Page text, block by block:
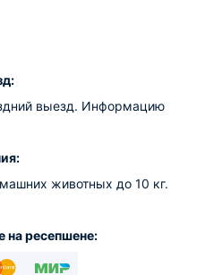
выезд. Информацию
животных до 10 кг.
на ресепшене: